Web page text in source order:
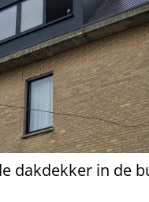
dakdekker in de